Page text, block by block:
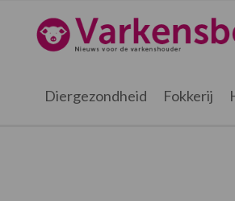
hoofdnavigatie
hoofd
eerste
voettekst
Varkensbedrijf.nl
Diergezondheid Fokkerij